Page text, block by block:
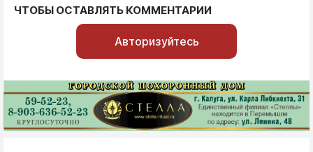
ЧТОБЫ ОСТАВЛЯТЬ КОММЕНТАРИИ
Авторизуйтесь